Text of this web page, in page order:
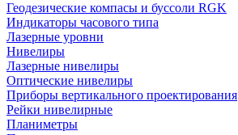
Геодезические компасы и буссоли RGK
Индикаторы часового типа
Лазерные уровни
Нивелиры
Лазерные нивелиры
Оптические нивелиры
Приборы вертикального проектирования
Рейки нивелирные
Планиметры